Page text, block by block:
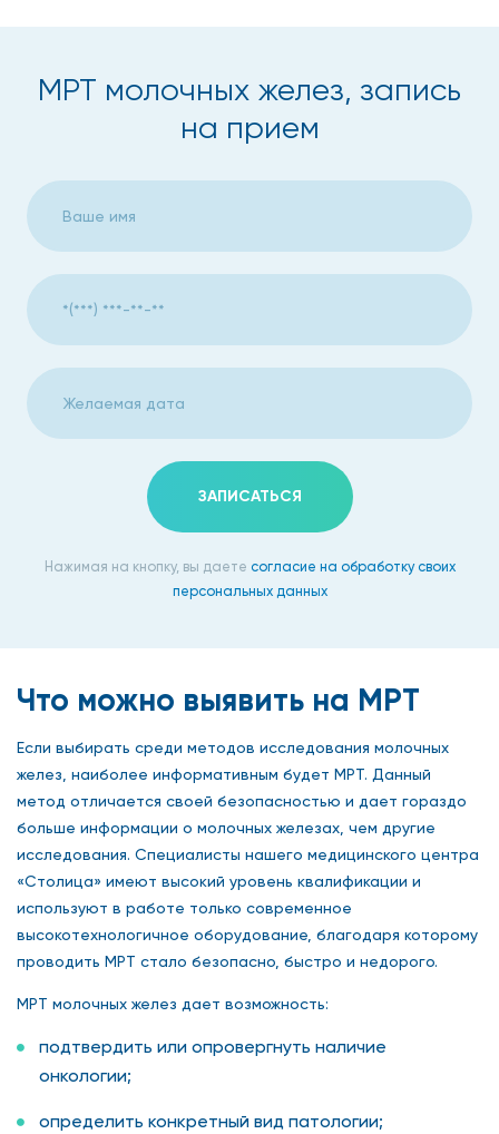
МРТ молочных желез, запись
на прием
ЗАПИСАТЬСЯ
Нажимая на кнопку, вы даете согласие на обработку своих
персональных данных
Что можно выявить на МРТ
Если выбирать среди методов исследования молочных
желез, наиболее информативным будет МРТ. Данный
метод отличается своей безопасностью и дает гораздо
больше информации о молочных железах, чем другие
исследования. Специалисты нашего медицинского центра
«Столица» имеют высокий уровень квалификации и
используют в работе только современное
высокотехнологичное оборудование, благодаря которому
проводить МРТ стало безопасно, быстро и недорого.
МРТ молочных желез дает возможность:
подтвердить или опровергнуть наличие
онкологии;
определить конкретный вид патологии;